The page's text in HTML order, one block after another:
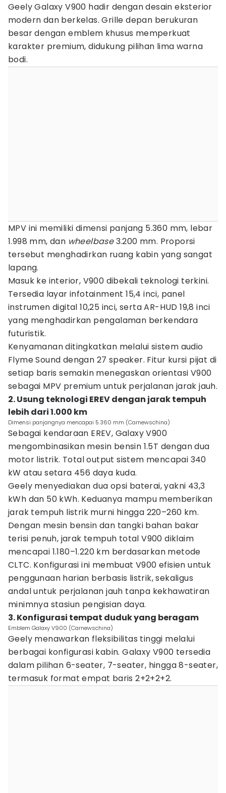
Geely Galaxy V900 hadir dengan desain eksterior
modern dan berkelas. Grille depan berukuran
besar dengan emblem khusus memperkuat
karakter premium, didukung pilihan lima warna
bodi.
MPV ini memiliki dimensi panjang 5.360 mm, lebar
1.998 mm, dan wheelbase3.200 mm. Proporsi
tersebut menghadirkan ruang kabin yang sangat
lapang.
Masuk ke interior, V900 dibekali teknologi terkini.
Tersedia layar infotainment 15,4 inci, panel
instrumen digital 10,25 inci, serta AR-HUD 19,8 inci
yang menghadirkan pengalaman berkendara
futuristik.
Kenyamanan ditingkatkan melalui sistem audio
Flyme Sound dengan 27 speaker. Fitur kursi pijat di
setiap baris semakin menegaskan orientasi V900
sebagai MPV premium untuk perjalanan jarak jauh.
2. Usung teknologi EREV dengan jarak tempuh
lebih dari 1.000 km
Dimensi panjangnya mencapai 5.360 mm (Carnewschina)
Sebagai kendaraan EREV, Galaxy V900
mengombinasikan mesin bensin 1.5T dengan dua
motor listrik. Total output sistem mencapai 340
kW atau setara 456 daya kuda.
Geely menyediakan dua opsi baterai, yakni 43,3
kWh dan 50 kWh. Keduanya mampu memberikan
jarak tempuh listrik murni hingga 220–260 km.
Dengan mesin bensin dan tangki bahan bakar
terisi penuh, jarak tempuh total V900 diklaim
mencapai 1.180–1.220 km berdasarkan metode
CLTC. Konfigurasi ini membuat V900 efisien untuk
penggunaan harian berbasis listrik, sekaligus
andal untuk perjalanan jauh tanpa kekhawatiran
minimnya stasiun pengisian daya.
3. Konfigurasi tempat duduk yang beragam
Emblem Galaxy V900 (Carnewschina)
Geely menawarkan fleksibilitas tinggi melalui
berbagai konfigurasi kabin. Galaxy V900 tersedia
dalam pilihan 6-seater, 7-seater, hingga 8-seater,
termasuk format empat baris 2+2+2+2.